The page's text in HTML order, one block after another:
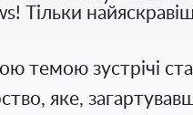
Тільки
темою зустрічі
яке,